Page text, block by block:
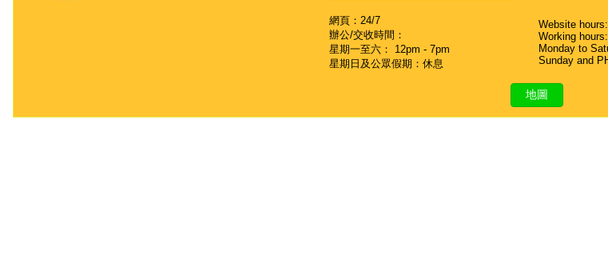
網頁：24/7
辦公/交收時間：
星期一至六： 12pm - 7pm
星期日及公眾假期：休息
Website
Working hours:
Monday to
Sunday and
地圖